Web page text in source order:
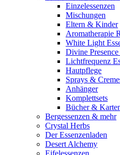
Einzelessenzen
Mischungen
Eltern & Kinder
Aromatherapie
White Light
Divine Presence
Lichtfrequenz
Hautpflege
Sprays &
Anhänger
Komplettsets
Bücher &
Bergessenzen & mehr
Crystal Herbs
Der Essenzenladen
Desert Alchemy
Eifelessenzen